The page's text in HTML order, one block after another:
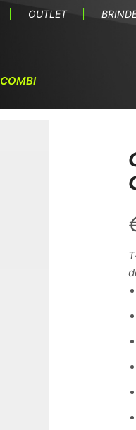
OUTLET
COMBI